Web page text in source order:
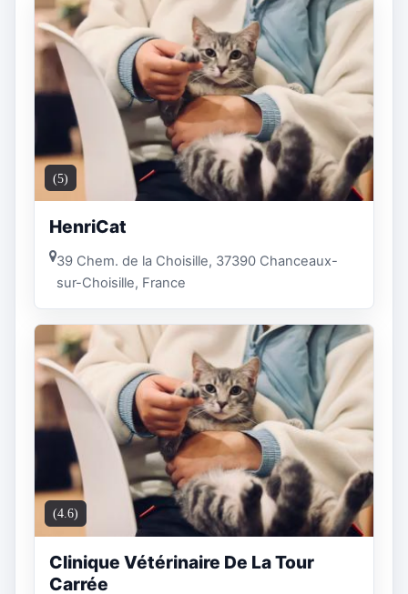
(5)
HenriCat
39 Chem. de la Choisille, 37390 Chanceaux-
sur-Choisille, France
(4.6)
Clinique Vétérinaire De La Tour
Carrée